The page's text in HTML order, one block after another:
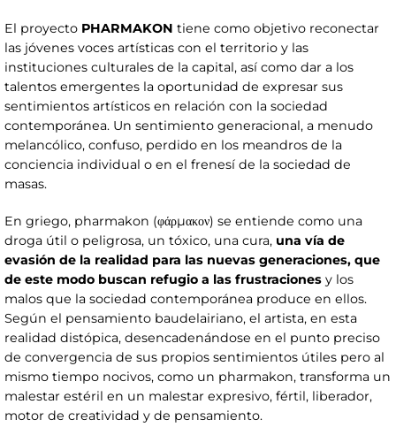
El proyecto PHARMAKON tiene como objetivo reconectar
las jóvenes voces artísticas con el territorio y las
instituciones culturales de la capital, así como dar a los
talentos emergentes la oportunidad de expresar sus
sentimientos artísticos en relación con la sociedad
contemporánea. Un sentimiento generacional, a menudo
melancólico, confuso, perdido en los meandros de la
conciencia individual o en el frenesí de la sociedad de
masas.
En griego, pharmakon (φάρμακον) se entiende como una
droga útil o peligrosa, un tóxico, una cura, una vía de
evasión de la realidad para las nuevas generaciones, que
de este modo buscan refugio a las frustraciones y los
malos que la sociedad contemporánea produce en ellos.
Según el pensamiento baudelairiano, el artista, en esta
realidad distópica, desencadenándose en el punto preciso
de convergencia de sus propios sentimientos útiles pero al
mismo tiempo nocivos, como un pharmakon, transforma un
malestar estéril en un malestar expresivo, fértil, liberador,
motor de creatividad y de pensamiento.